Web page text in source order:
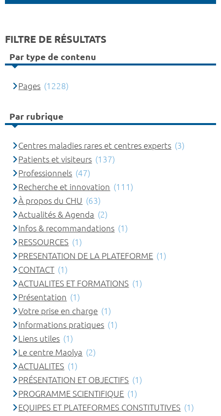
FILTRE DE RÉSULTATS
Par type de contenu
Pages (1228)
Par rubrique
Centres maladies rares et centres experts (3)
Patients et visiteurs (137)
Professionnels (47)
Recherche et innovation (111)
À propos du CHU (63)
Actualités & Agenda (2)
Infos & recommandations (1)
RESSOURCES (1)
PRESENTATION DE LA PLATEFORME (1)
CONTACT (1)
ACTUALITES ET FORMATIONS (1)
Présentation (1)
Votre prise en charge (1)
Informations pratiques (1)
Liens utiles (1)
Le centre Maolya (2)
ACTUALITES (1)
PRÉSENTATION ET OBJECTIFS (1)
PROGRAMME SCIENTIFIQUE (1)
EQUIPES ET PLATEFORMES CONSTITUTIVES (1)